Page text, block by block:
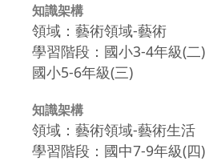
知識架構
領域：藝術領域-藝術
學習階段：國小3-4年級(二)
國小5-6年級(三)
知識架構
領域：藝術領域-藝術生活
學習階段：國中7-9年級(四)